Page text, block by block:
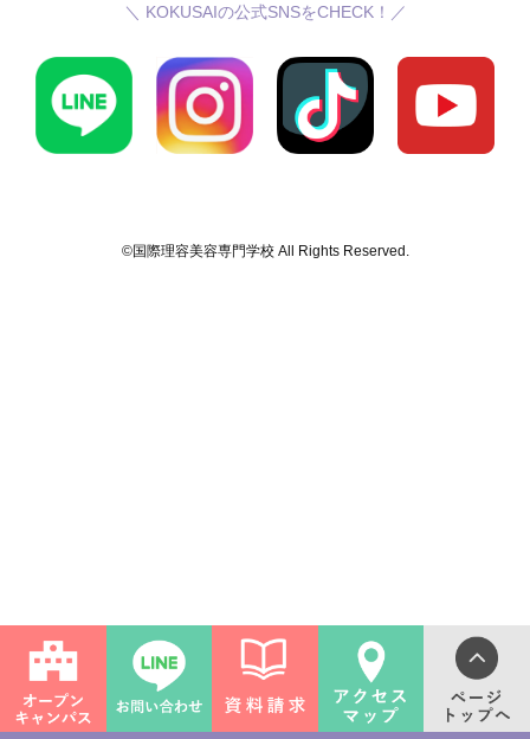
＼ KOKUSAIの公式SNSをCHECK！／
©国際理容美容専門学校 All Rights Reserved.